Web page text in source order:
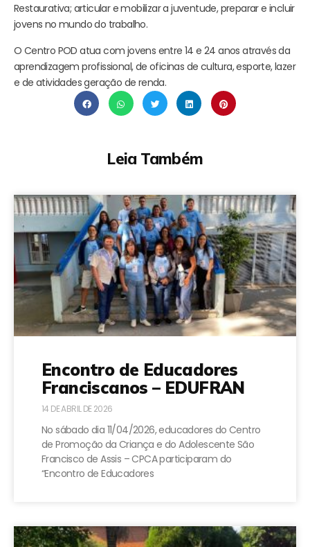
Restaurativa; articular e mobilizar a juventude, preparar e incluir
jovens no mundo do trabalho.
O Centro POD atua com jovens entre 14 e 24 anos através da
aprendizagem profissional, de oficinas de cultura, esporte, lazer
e de atividades geração de renda.
Leia Também
Encontro de Educadores
Franciscanos – EDUFRAN
14 DE ABRIL DE 2026
No sábado dia 11/04/2026, educadores do Centro
de Promoção da Criança e do Adolescente São
Francisco de Assis – CPCA participaram do
“Encontro de Educadores